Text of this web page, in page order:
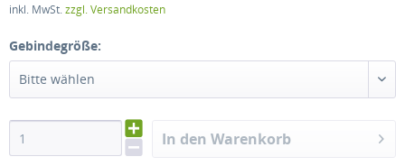
inkl. MwSt.zzgl. Versandkosten
Gebindegröße:
Bitte wählen
In den Warenkorb